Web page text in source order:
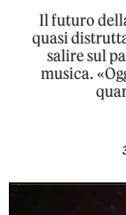
Il futuro
quasi
salire sul
musica.